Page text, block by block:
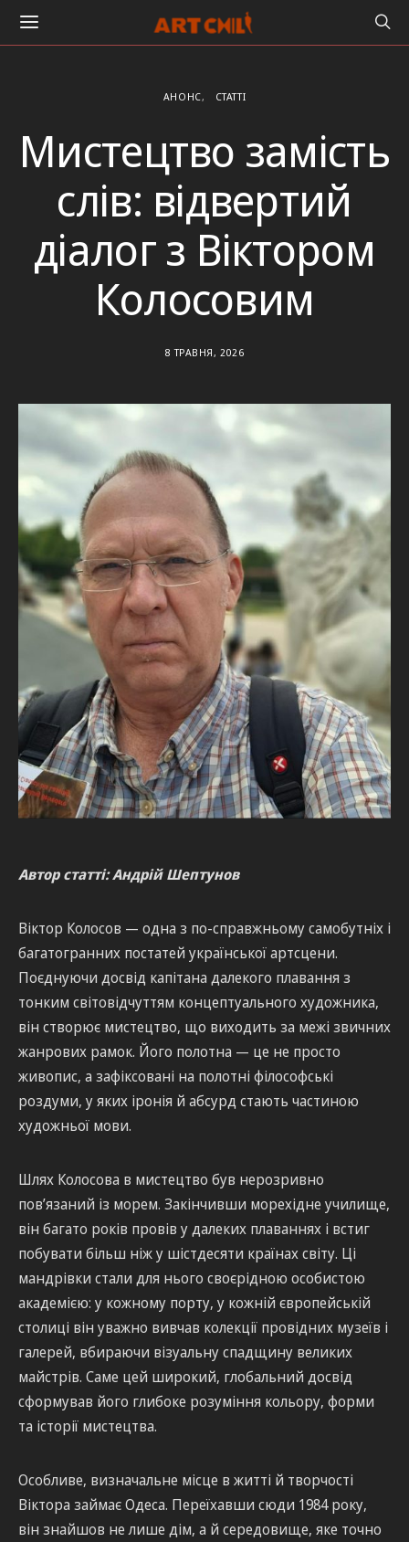
АНОНС СТАТТІ
Мистецтво замість
слів: відвертий
діалог з Віктором
Колосовим
8 ТРАВНЯ, 2026
Автор статті: Андрій Шептунов
Віктор Колосов — одна з по-справжньому самобутніх і
багатогранних постатей української артсцени.
Поєднуючи досвід капітана далекого плавання з
тонким світовідчуттям концептуального художника,
він створює мистецтво, що виходить за межі звичних
жанрових рамок. Його полотна — це не просто
живопис, а зафіксовані на полотні філософські
роздуми, у яких іронія й абсурд стають частиною
художньої мови.
Шлях Колосова в мистецтво був нерозривно
пов’язаний із морем. Закінчивши морехідне училище,
він багато років провів у далеких плаваннях і встиг
побувати більш ніж у шістдесяти країнах світу. Ці
мандрівки стали для нього своєрідною особистою
академією: у кожному порту, у кожній європейській
столиці він уважно вивчав колекції провідних музеїв і
галерей, вбираючи візуальну спадщину великих
майстрів. Саме цей широкий, глобальний досвід
сформував його глибоке розуміння кольору, форми
та історії мистецтва.
Особливе, визначальне місце в житті й творчості
Віктора займає Одеса. Переїхавши сюди 1984 року,
він знайшов не лише дім, а й середовище, яке точно